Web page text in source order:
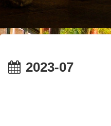
2023-07